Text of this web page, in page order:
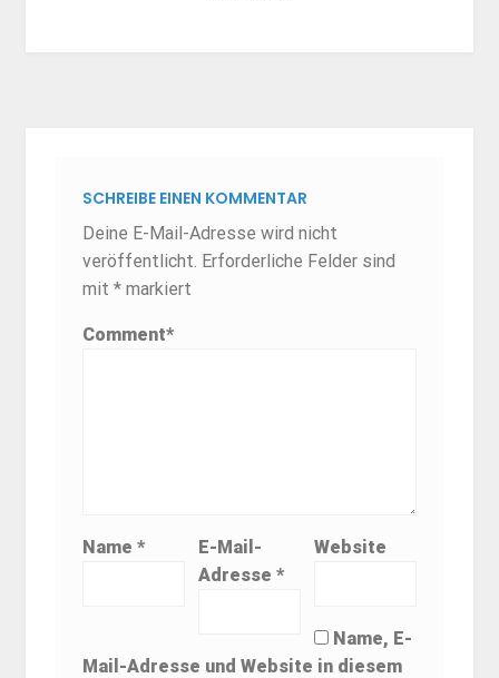
SCHREIBE EINEN KOMMENTAR
Deine E-Mail-Adresse wird nicht
veröffentlicht. Erforderliche Felder sind
mit* markiert
Comment*
Name*
E-Mail-
Adresse *
Website
Name, E-
Mail-Adresse und Website in diesem